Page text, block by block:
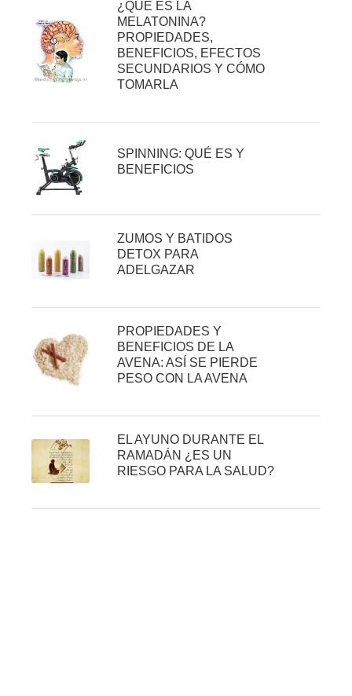
¿QUE ES LA
MELATONINA?
PROPIEDADES,
BENEFICIOS, EFECTOS
SECUNDARIOS Y CÓMO
TOMARLA
SPINNING: QUÉ ES Y
BENEFICIOS
ZUMOS Y BATIDOS
DETOX PARA
ADELGAZAR
PROPIEDADES Y
BENEFICIOS DE LA
AVENA: ASÍ SE PIERDE
PESO CON LA AVENA
EL AYUNO DURANTE EL
RAMADÁN ¿ES UN
RIESGO PARA LA SALUD?